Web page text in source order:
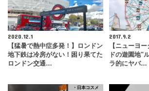
2020.12.1
【猛暑で熱中症多発！】ロンドン
地下鉄は冷房がない！困り果てた
ロンドン交通…
2017.9.2
【ニューヨ
ドの遊園地"
ラ的にヤバ…
・日本コスメ